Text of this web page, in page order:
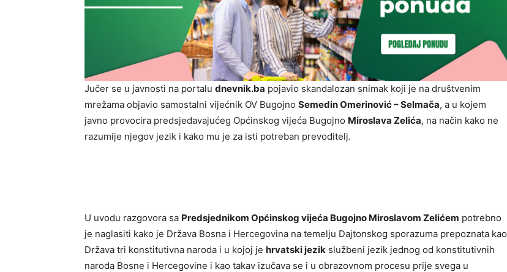
Jučer se u javnosti na portalu dnevnik.ba pojavio skandalozan snimak koji je na društvenim
mrežama objavio samostalni vijećnik OV Bugojno Semedin Omerinović – Selmača, a u kojem
javno provocira predsjedavajućeg Općinskog vijeća Bugojno Miroslava Zelića, na način kako ne
razumije njegov jezik i kako mu je za isti potreban prevoditelj.
U uvodu razgovora sa Predsjednikom Općinskog vijeća Bugojno Miroslavom Zelićem potrebno
je naglasiti kako je Država Bosna i Hercegovina na temelju Dajtonskog sporazuma prepoznata kao
Država tri konstitutivna naroda i u kojoj je hrvatski jezik službeni jezik jednog od konstitutivnih
naroda Bosne i Hercegovine i kao takav izučava se i u obrazovnom procesu prije svega u